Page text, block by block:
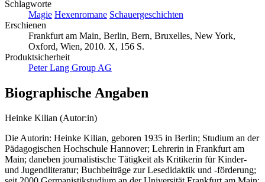
Schlagworte
Magie Hexenromane Schauergeschichten
Erschienen
Frankfurt am Main, Berlin, Bern, Bruxelles, New York,
Oxford, Wien, 2010. X, 156 S.
Produktsicherheit
Peter Lang Group AG
Biographische Angaben
Heinke Kilian (Autor:in)
Die Autorin: Heinke Kilian, geboren 1935 in Berlin; Studium an der
Pädagogischen Hochschule Hannover; Lehrerin in Frankfurt am
Main; daneben journalistische Tätigkeit als Kritikerin für Kinder-
und Jugendliteratur; Buchbeiträge zur Lesedidaktik und -förderung;